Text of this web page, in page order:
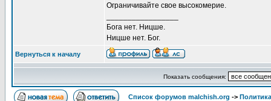
Ограничивайте свое высокомерие.
Бога нет. Ницше.
Ницше нет. Бог.
Вернуться к началу
Показать сообщения:
Список форумов malchish.org ->